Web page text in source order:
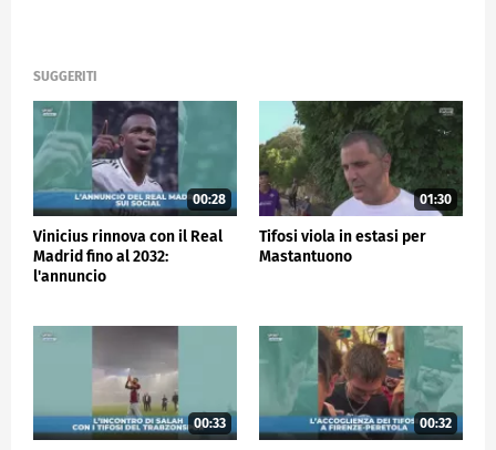
SUGGERITI
00:28
Vinicius rinnova con il Real
Madrid fino al 2032:
l'annuncio
01:30
Tifosi viola in estasi per
Mastantuono
00:33 00:32